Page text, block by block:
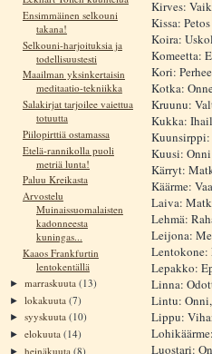
Ensimmäinen selkouni
takana!
Selkouni-harjoituksia ja
todellisuustesti
Maailman yksinkertaisin
meditaatio-tekniikka
Salakirjat tarjoilee vaiettua
totuutta
Piilopirttiä ostamassa
Etelä-rannikolla puoli
metriä lunta!
Paluu Kreikasta
Arvostelu
Muinaissuomalaisten
kadonneesta
kuningas...
Kaaos Frankfurtin
lentokentällä
►marraskuuta(13)
►lokakuuta(7)
►syyskuuta(10)
►elokuuta(14)
►heinäkuuta(8)
Kirves:
Kissa: Petos
Koira:
Komeetta:
Kori:
Kotka:
Kruunu:
Kukka:
Kuunsirppi:
Kuusi: Onni
Kärryt:
Käärme:
Laiva:
Lehmä:
Leijona:
Lentokone:
Lepakko:
Linna:
Lintu:
Lippu:
Luostari: